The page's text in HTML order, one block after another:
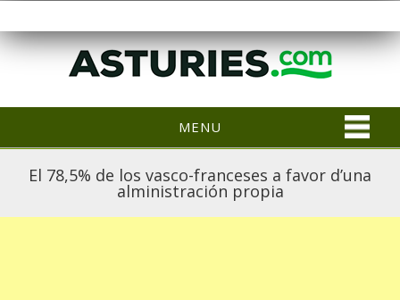
MENU
El 78,5% de los vasco-franceses a favor d’una
alministración propia